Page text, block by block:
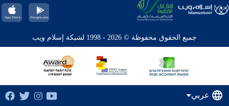
جميع الحقوق محفوظة © 2026 - 1998 لشبكة إسلام ويب
عربي